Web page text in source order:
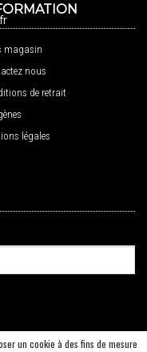
magasin
nous
de retrait
légales
un cookie à des fins de mesure